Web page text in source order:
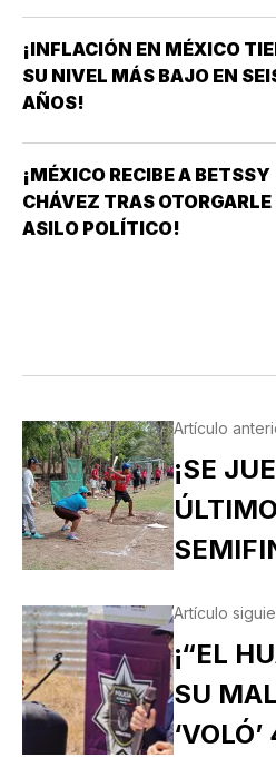
¡INFLACIÓN EN MÉXICO
SU NIVEL MÁS BAJO EN
AÑOS!
¡MÉXICO RECIBE A BETSSY
CHÁVEZ TRAS OTORGARLE
ASILO POLÍTICO!
Artículo
¡SE
Artículo
¡“EL
SU